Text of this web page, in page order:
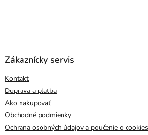
Zákaznícky servis
Kontakt
Doprava a platba
Ako nakupovať
Obchodné podmienky
Ochrana osobných údajov a poučenie o cookies